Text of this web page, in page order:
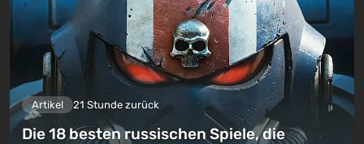
Artikel 21 Stunde zurück
Die 18 besten russischen Spiele, die